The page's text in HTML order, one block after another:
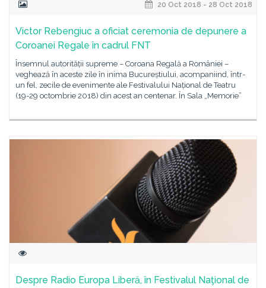
20 Oct 2018 - 28 Oct 2018
Victor Rebengiuc a oficiat ceremonia de depunere a
Coroanei Regale în cadrul FNT
Însemnul autorității supreme – Coroana Regală a României –
veghează în aceste zile în inima Bucureștiului, acompaniind, într-
un fel, zecile de evenimente ale Festivalului Național de Teatru
(19-29 octombrie 2018) din acest an centenar. În Sala „Memorie”
Despre Radio Europa Liberă, în Festivalul Naţional de